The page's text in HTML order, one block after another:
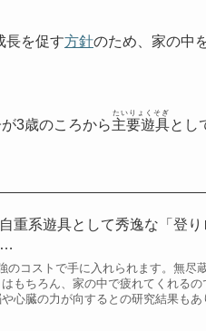
長を促す方針のため、家の中
3歳のころから主要遊具
たいりょくそぎ
とし
重系遊具として秀逸な「登
…
のコストで手に入れられます。無尽
もちろん、家の中で疲れてくれる
心臓の力が向するとの研究結果も